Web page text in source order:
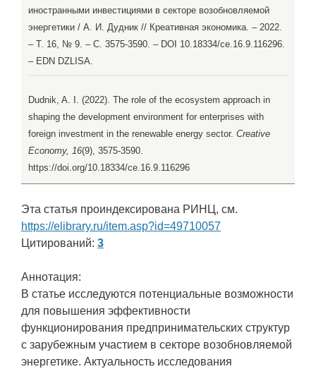
иностранными инвестициями в секторе возобновляемой
энергетики / А. И. Дудник // Креативная экономика. – 2022.
– Т. 16, № 9. – С. 3575-3590. – DOI 10.18334/ce.16.9.116296.
– EDN DZLISA.
Dudnik, A. I. (2022). The role of the ecosystem approach in
shaping the development environment for enterprises with
foreign investment in the renewable energy sector. Creative
Economy, 16(9), 3575-3590.
https://doi.org/10.18334/ce.16.9.116296
Эта статья проиндексирована РИНЦ, см.
https://elibrary.ru/item.asp?id=49710057
Цитирований: 3
Аннотация:
В статье исследуются потенциальные возможности
для повышения эффективности
функционирования предпринимательских структур
с зарубежным участием в секторе возобновляемой
энергетике. Актуальность исследования